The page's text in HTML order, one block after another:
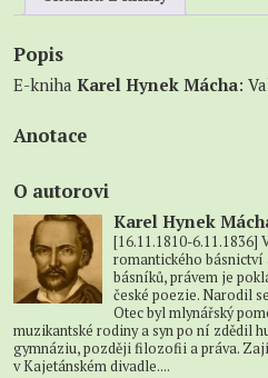
Popis
E-kniha Karel Hynek Mácha:
Anotace
O autorovi
Karel Hynek
[16.11.1810-6.11.1836]
romantického básnictví
básníků, právem je
české poezie. Narodil
Otec byl mlynářský
muzikantské rodiny a syn po ní zdědil
gymnáziu, později filozofii a práva.
v Kajetánském divadle....